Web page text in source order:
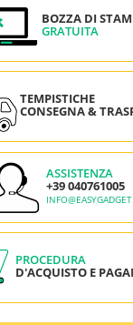
BOZZA DI
GRATUITA
TEMPISTICHE
CONSEGNA &
ASSISTENZA
+39 040761005
PROCEDURA
D'ACQUISTO E